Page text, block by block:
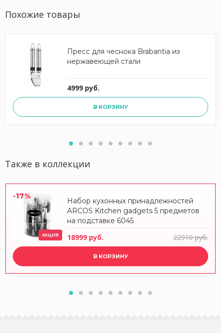
Похожие товары
Пресс для чеснока Brabantia из
нержавеющей стали
4999 руб.
В КОРЗИНУ
Также в коллекции
-17%
АКЦИЯ
Набор кухонных принадлежностей
ARCOS Kitchen gadgets 5 предметов
на подставке 6045
18999 руб. 22910 руб.
В КОРЗИНУ